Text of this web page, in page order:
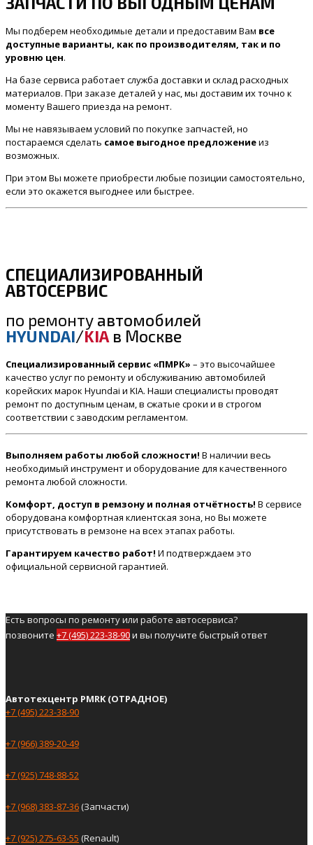
Мы подберем необходимые детали и предоставим Вам все
доступные варианты, как по производителям, так и по
уровню цен.
На базе сервиса работает служба доставки и склад расходных
материалов. При заказе деталей у нас, мы доставим их точно к
моменту Вашего приезда на ремонт.
Мы не навязываем условий по покупке запчастей, но
постараемся сделать самое выгодное предложениеиз
возможных.
При этом Вы можете приобрести любые позиции самостоятельно,
если это окажется выгоднее или быстрее.
СПЕЦИАЛИЗИРОВАННЫЙ
АВТОСЕРВИС
по ремонту автомобилей
HYUNDAI/KIA в Москве
Специализированный сервис «ПМРК» – это высочайшее
качество услуг по ремонту и обслуживанию автомобилей
корейских марок Hyundai и KIA. Наши специалисты проводят
ремонт по доступным ценам, в сжатые сроки и в строгом
соответствии с заводским регламентом.
Выполняем работы любой сложности! В наличии весь
необходимый инструмент и оборудование для качественного
ремонта любой сложности.
Комфорт, доступ в ремзону и полная отчётность! В сервисе
оборудована комфортная клиентская зона, но Вы можете
присутствовать в ремзоне на всех этапах работы.
Гарантируем качество работ! И подтверждаем это
официальной сервисной гарантией.
Есть вопросы по ремонту или работе автосервиса?
позвоните +7 (495) 223-38-90и вы получите быстрый ответ
Автотехцентр PMRK (ОТРАДНОЕ)
+7 (495) 223-38-90
+7 (966) 389-20-49
+7 (925) 748-88-52
+7 (968) 383-87-36(Запчасти)
+7 (925) 275-63-55 (Renault)